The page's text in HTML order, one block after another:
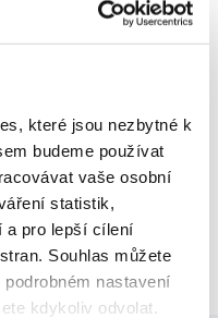
které jsou nezbytné k
budeme používat
vaše osobní
statistik,
a pro lepší cílení
Souhlas můžete
nastavení
kdykoliv odvolat.
Smetanová